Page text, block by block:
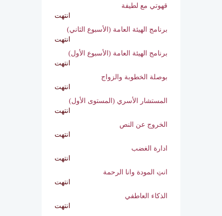
ادارة الغضب
انتهت
قهوتي مع لطيفة
انتهت
برنامج الهيئة العامة (الأسبوع الثاني)
انتهت
برنامج الهيئة العامة (الأسبوع الأول)
انتهت
بوصلة الخطوبة والزواج
انتهت
المستشار الأسري (المستوى الأول)
انتهت
الخروج عن النص
انتهت
ادارة الغضب
انتهت
انتِ المودة وانا الرحمة
انتهت